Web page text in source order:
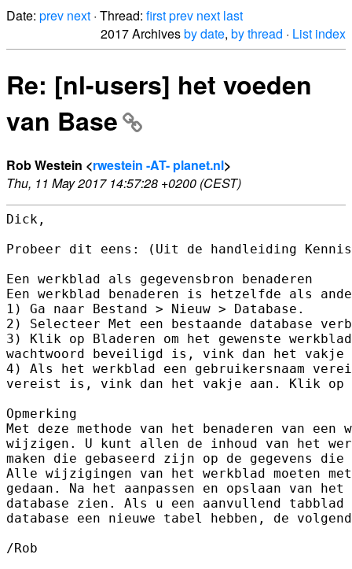
Date: prev next · Thread: firstprev next last
2017 Archivesby date, by thread · List index
Re: [nl-users] het voeden
van Base
Rob Westein <rwestein -AT- planet.nl>
Thu, 11 May 2017 14:57:28 +0200 (CEST)
Dick,
Probeer dit eens: (Uit de handleiding
Een werkblad als gegevensbron benaderen
Een werkblad benaderen is hetzelfde als
1) Ga naar Bestand > Nieuw > Database.
2) Selecteer Met een bestaande database
3) Klik op Bladeren om het gewenste
wachtwoord beveiligd is, vink dan het vakje
4) Als het werkblad een gebruikersnaam
vereist is, vink dan het vakje aan. Klik op
Opmerking
Met deze methode van het benaderen van
wijzigen. U kunt allen de inhoud van het
maken die gebaseerd zijn op de gegevens
Alle wijzigingen van het werkblad moeten
gedaan. Na het aanpassen en opslaan van
database zien. Als u een aanvullend
database een nieuwe tabel hebben, de
/Rob